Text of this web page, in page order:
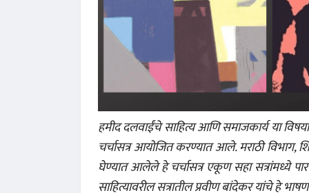
हमीद दलवाईंचे साहित्य आणि समाजकार्य या
चर्चासत्र आयोजित करण्यात आले. मराठी विभाग,
घेण्यात आलेले हे चर्चासत्र एकूण सहा सत्रांमध्ये
साहित्यावरील सत्रातील प्रवीण बांदेकर यांचे हे